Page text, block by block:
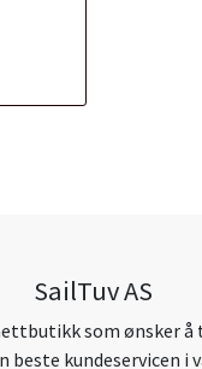
SailTuv AS
som ønsker å
beste kundeservicen i